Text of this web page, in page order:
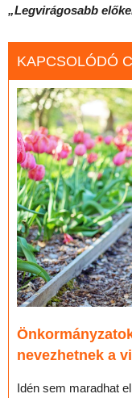
„Legvirágosabb
KAPCSOLÓDÓ
nevezhetnek a
Idén sem maradhat